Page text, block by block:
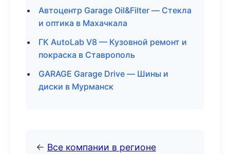
Автоцентр Garage Oil&Filter — Стекла
и оптика в Махачкала
ГК AutoLab V8 — Кузовной ремонт и
покраска в Ставрополь
GARAGE Garage Drive — Шины и
диски в Мурманск
← Все компании в регионе